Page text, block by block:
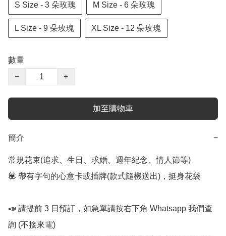
S Size - 3 朵玫瑰 M Size - 6 朵玫瑰
L Size - 9 朵玫瑰 XL Size - 12 朵玫瑰
數量
−
+
加至購物車
簡介 −
常規花束(追求、生日、求婚、週年紀念、情人節等)
💟 帶有字句的心意卡或插牌(款式隨機送出)，挺身花袋
📣 請提前 3 日預訂，如急單請按右下角 Whatsapp 我們查
詢 (不接來電)